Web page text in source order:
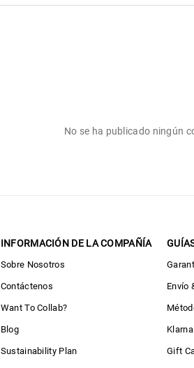
No se ha publicado ningún
INFORMACIÓN DE LA COMPAÑÍA
Sobre Nosotros
Contáctenos
Want To Collab?
Blog
Sustainability Plan
Envío
Klarna
Gift